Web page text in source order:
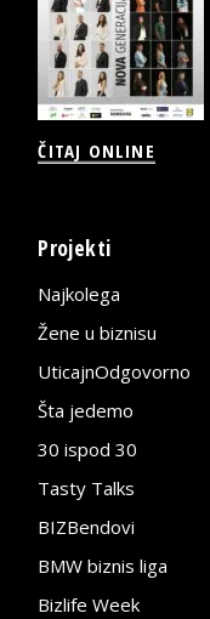
ČITAJ ONLINE
Projekti
Najkolega
Žene u biznisu
UticajnOdgovorno
Šta jedemo
30 ispod 30
Tasty Talks
BIZBendovi
BMW biznis liga
Bizlife Week